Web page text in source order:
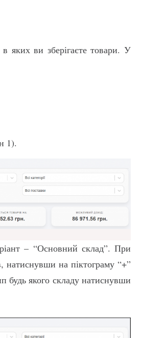
яких ви зберігаєте товари. У
1).
– “Основний склад”. При
натиснувши на піктограму “+”
будь якого складу натиснувши